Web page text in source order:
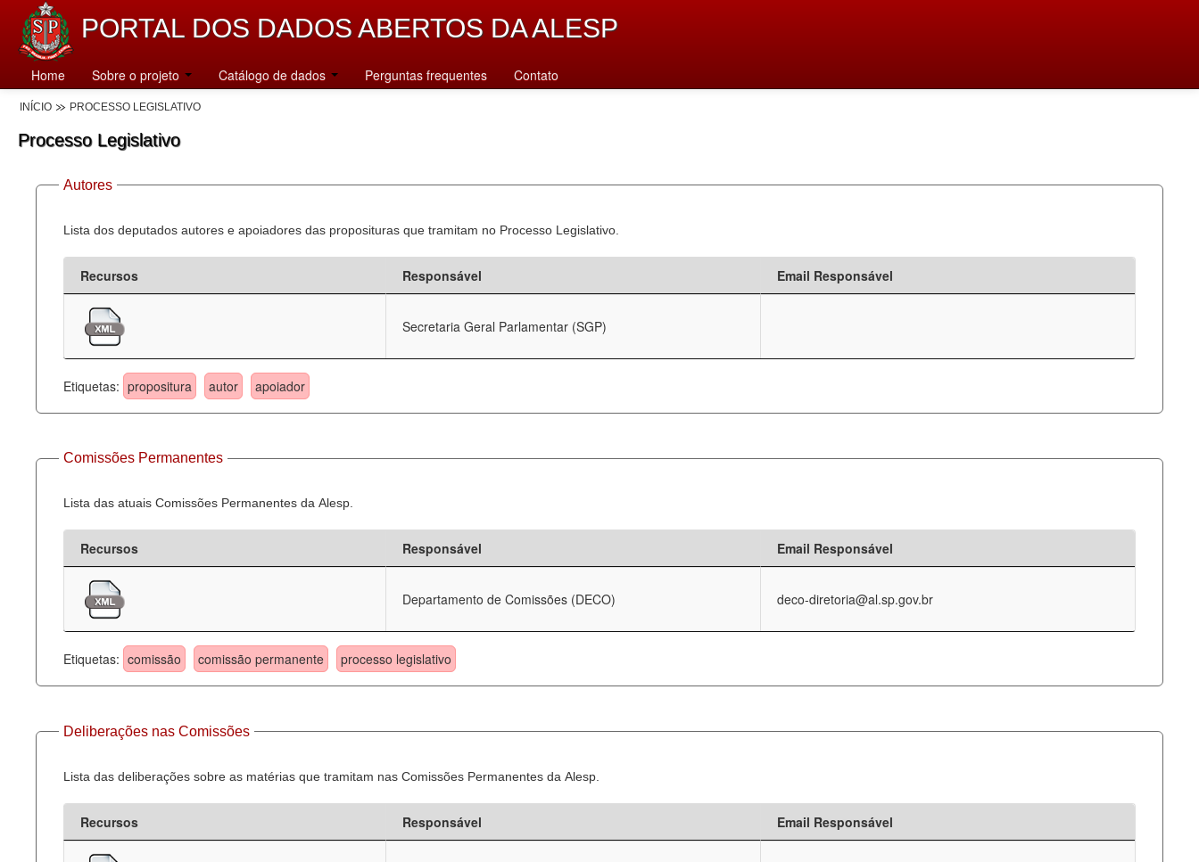
PORTAL DOS DADOS ABERTOS DA ALESP
Home Sobre o projeto Catálogo de dados Perguntas frequentes Contato
INÍCIO PROCESSO LEGISLATIVO
Processo Legislativo
Autores
Lista dos deputados autores e apoiadores das proposituras que tramitam no Processo Legislativo.
Recursos Responsável Email Responsável
Secretaria Geral Parlamentar (SGP)
Etiquetas: propositura autor apoiador
Comissões Permanentes
Lista das atuais Comissões Permanentes da Alesp.
Recursos Responsável Email Responsável
Departamento de Comissões (DECO) deco-diretoria@al.sp.gov.br
Etiquetas: comissão comissão permanente processo legislativo
Deliberações nas Comissões
Lista das deliberações sobre as matérias que tramitam nas Comissões Permanentes da Alesp.
Recursos Responsável Email Responsável